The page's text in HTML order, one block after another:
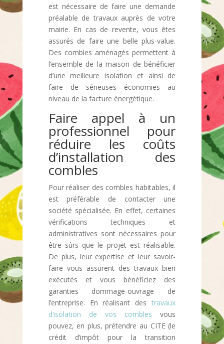
est nécessaire de faire une demande
préalable de travaux auprès de votre
mairie. En cas de revente, vous êtes
assurés de faire une belle plus-value.
Des combles aménagés permettent à
l’ensemble de la maison de bénéficier
d’une meilleure isolation et ainsi de
faire de sérieuses économies au
niveau de la facture énergétique.
Faire appel à un
professionnel pour
réduire les coûts
d’installation des
combles
Pour réaliser des combles habitables, il
est préférable de contacter une
société spécialisée. En effet, certaines
vérifications techniques et
administratives sont nécessaires pour
être sûrs que le projet est réalisable.
De plus, leur expertise et leur savoir-
faire vous assurent des travaux bien
exécutés et vous bénéficiez des
garanties dommage-ouvrage de
l’entreprise. En réalisant destravaux
d’isolation de vos combles vous
pouvez, en plus, prétendre au CITE (le
crédit d’impôt pour la transition